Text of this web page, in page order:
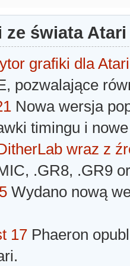
świata Atari
grafiki dla Atari
pozwalające
Nowa wersja
timingu i
wraz z
.GR8, .GR9
Wydano nową
17 Phaeron